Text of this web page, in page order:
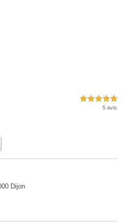
5,0 étoiles sur 5
5 avis
Dijon